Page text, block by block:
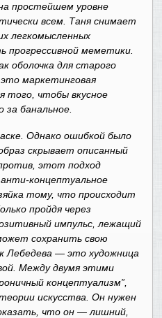
простейшем уровне
всем. Таня снимает
легкомысленных
прогрессивной меметики.
оболочка для старого
маркетинговая
того, чтобы вкусное
банальное.
Однако ошибкой было
скрывает описанный
этот подход
концептуальное
тому, что происходит
пройдя через
импульс, лежащий
сохранить свою
Лебедева — это художница
Между двумя этими
концептуализм”,
искусства. Он нужен
что он — лишний,